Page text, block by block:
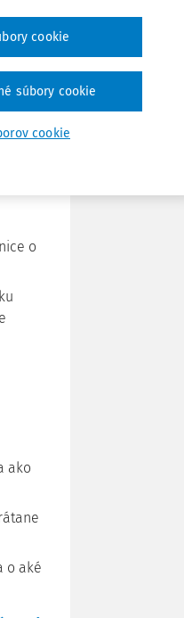
o
ako
o aké
cookie
súbory cookie
cookie